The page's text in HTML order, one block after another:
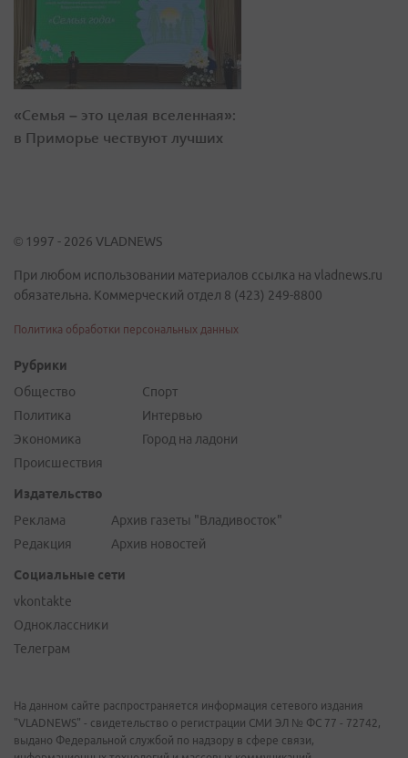
«Семья – это целая вселенная»:
в Приморье чествуют лучших
© 1997 - 2026 VLADNEWS
При любом использовании материалов ссылка на vladnews.ru
обязательна. Коммерческий отдел 8 (423) 249-8800
Политика обработки персональных данных
Рубрики
Общество
Политика
Экономика
Происшествия
Спорт
Интервью
Город на ладони
Издательство
Реклама
Редакция
Архив газеты "Владивосток"
Архив новостей
Социальные сети
vkontakte
Одноклассники
Телеграм
На данном сайте распространяется информация сетевого издания
"VLADNEWS" - свидетельство о регистрации СМИ ЭЛ № ФС 77 - 72742,
выдано Федеральной службой по надзору в сфере связи,